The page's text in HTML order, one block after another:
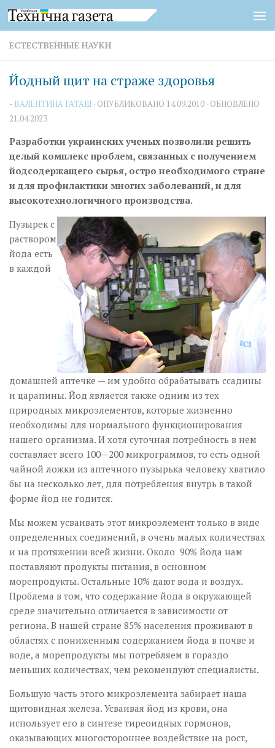
Перейти к содержимому
ЕСТЕСТВЕННЫЕ НАУКИ
Йодный щит на страже здоровья
- ВАЛЕНТИНА ГАТАШ · ОПУБЛИКОВАНО 14.09.2010 · ОБНОВЛЕНО
21.04.2023
Разработки украинских ученых позволили решить
целый комплекс проблем, связанных с получением
йодсодержащего сырья, остро необходимого стране
и для профилактики многих заболеваний, и для
высокотехнологичного производства.
Пузырек с
раствором
йода есть
в каждой
домашней аптечке — им удобно обрабатывать ссадины
и царапины. Йод является также одним из тех
природных микроэлементов, которые жизненно
необходимы для нормального функционирования
нашего организма. И хотя суточная потребность в нем
составляет всего 100—200 микрограммов, то есть одной
чайной ложки из аптечного пузырька человеку хватило
бы на несколько лет, для потребления внутрь в такой
форме йод не годится.
Мы можем усваивать этот микроэлемент только в виде
определенных соединений, в очень малых количествах
и на протяжении всей жизни. Около 90% йода нам
поставляют продукты питания, в основном
морепродукты. Остальные 10% дают вода и воздух.
Проблема в том, что содержание йода в окружающей
среде значительно отличается в зависимости от
региона. В нашей стране 85% населения проживают в
областях с пониженным содержанием йода в почве и
воде, а морепродукты мы потребляем в гораздо
меньших количествах, чем рекомендуют специалисты.
Большую часть этого микроэлемента забирает наша
щитовидная железа. Усваивая йод из крови, она
использует его в синтезе тиреоидных гормонов,
оказывающих многостороннее воздействие на рост,